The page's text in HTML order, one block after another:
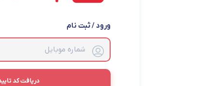
ورود / ثبت نام
دریافت کد